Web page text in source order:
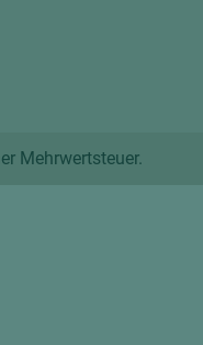
Mehrwertsteuer.